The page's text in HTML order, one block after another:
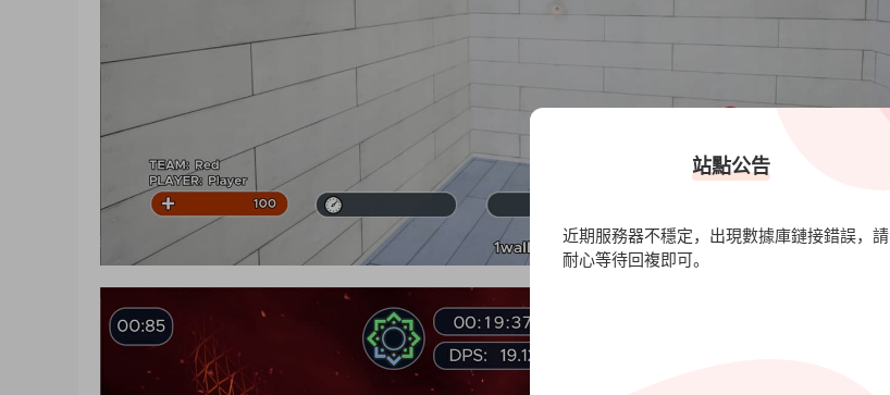
站點公告
近期服務器不穩定，出現數據庫鏈接錯誤，請
耐心等待回複即可。